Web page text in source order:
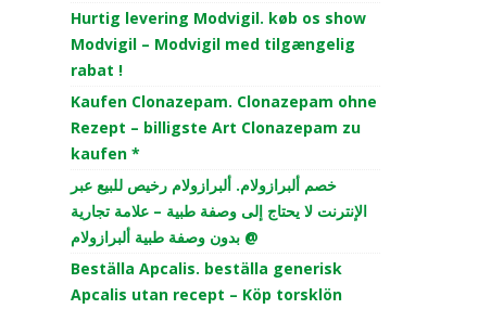
Hurtig levering Modvigil. køb os show
Modvigil – Modvigil med tilgængelig
rabat !
Kaufen Clonazepam. Clonazepam ohne
Rezept – billigste Art Clonazepam zu
kaufen *
خصم ألبرازولام. ألبرازولام رخيص للبيع عبر
الإنترنت لا يحتاج إلى وصفة طبية – علامة تجارية
بدون وصفة طبية ألبرازولام @
Beställa Apcalis. beställa generisk
Apcalis utan recept – Köp torsklön